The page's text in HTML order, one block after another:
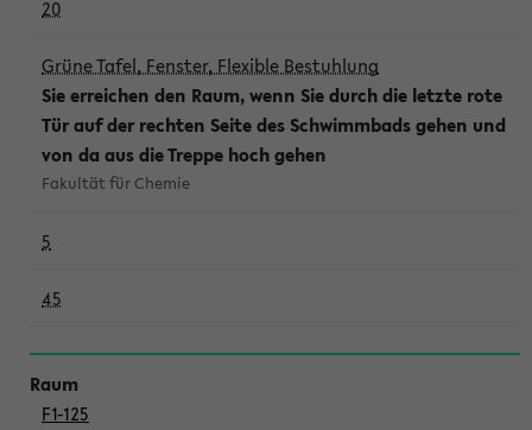
20
Grüne Tafel, Fenster, Flexible Bestuhlung
Sie erreichen den Raum, wenn Sie durch die letzte rote
Tür auf der rechten Seite des Schwimmbads gehen und
von da aus die Treppe hoch gehen
Fakultät für Chemie
5
45
F1-125